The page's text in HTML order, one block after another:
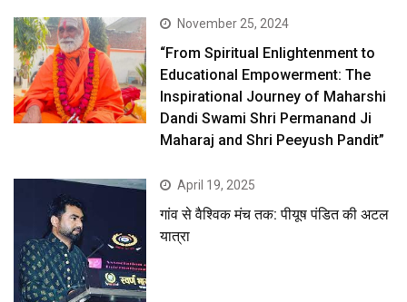
November 25, 2024
“From Spiritual Enlightenment to
Educational Empowerment: The
Inspirational Journey of Maharshi
Dandi Swami Shri Permanand Ji
Maharaj and Shri Peeyush Pandit”
April 19, 2025
गांव से वैश्विक मंच तक: पीयूष पंडित की अटल
यात्रा